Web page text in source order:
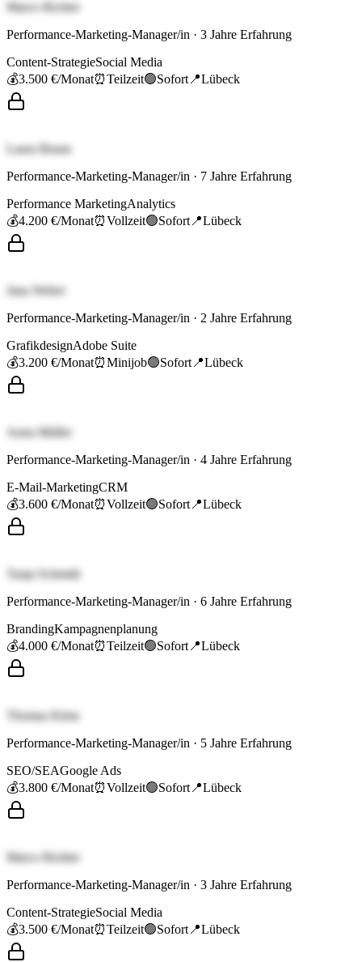
Marco Richter
Performance-Marketing-Manager/in · 3 Jahre Erfahrung
Content-StrategieSocial Media
💰3.500 €/Monat⏰Teilzeit🟢Sofort 📍Lübeck
Laura Braun
Performance-Marketing-Manager/in · 7 Jahre Erfahrung
Performance MarketingAnalytics
💰4.200 €/Monat⏰Vollzeit🟢Sofort 📍Lübeck
Jana Weber
Performance-Marketing-Manager/in · 2 Jahre Erfahrung
GrafikdesignAdobe Suite
💰3.200 €/Monat⏰Minijob🟢Sofort 📍Lübeck
Anna Müller
Performance-Marketing-Manager/in · 4 Jahre Erfahrung
E-Mail-MarketingCRM
💰3.600 €/Monat⏰Vollzeit🟢Sofort 📍Lübeck
Tanja Schmidt
Performance-Marketing-Manager/in · 6 Jahre Erfahrung
BrandingKampagnenplanung
💰4.000 €/Monat⏰Teilzeit🟢Sofort 📍Lübeck
Thomas Klein
Performance-Marketing-Manager/in · 5 Jahre Erfahrung
SEO/SEAGoogle Ads
💰3.800 €/Monat⏰Vollzeit🟢Sofort 📍Lübeck
Marco Richter
Performance-Marketing-Manager/in · 3 Jahre Erfahrung
Content-StrategieSocial Media
💰3.500 €/Monat⏰Teilzeit🟢Sofort 📍Lübeck